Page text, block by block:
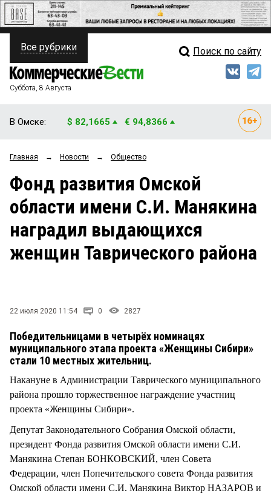
ПОЛИТИКА
ФИНАНСЫ
ОБЩЕСТВО
ЗАКОН
ПРОИСШЕСТВИЯ
Свежий выпуск
Рейтинги
Блоги
Архив
Все рубрики Поиск по сайту
Суббота, 8 Августа
В Омске: $ 82,1665 € 94,8366
Главная → Новости → Общество
Фонд развития Омской
области имени С.И. Манякина
наградил выдающихся
женщин Таврического района
22 июля 2020 11:54 0 2827
Победительницами в четырёх номинацях
муниципального этапа проекта «Женщины Сибири»
стали 10 местных жительниц.
Накануне в Администрации Таврического муниципального
района прошло торжественное награждение участниц
проекта «Женщины Сибири».
Депутат Законодательного Собрания Омской области,
президент Фонда развития Омской области имени С.И.
Манякина Степан БОНКОВСКИЙ, член Совета
Федерации, член Попечительского совета Фонда развития
Омской области имени С.И. Манякина Виктор НАЗАРОВ и